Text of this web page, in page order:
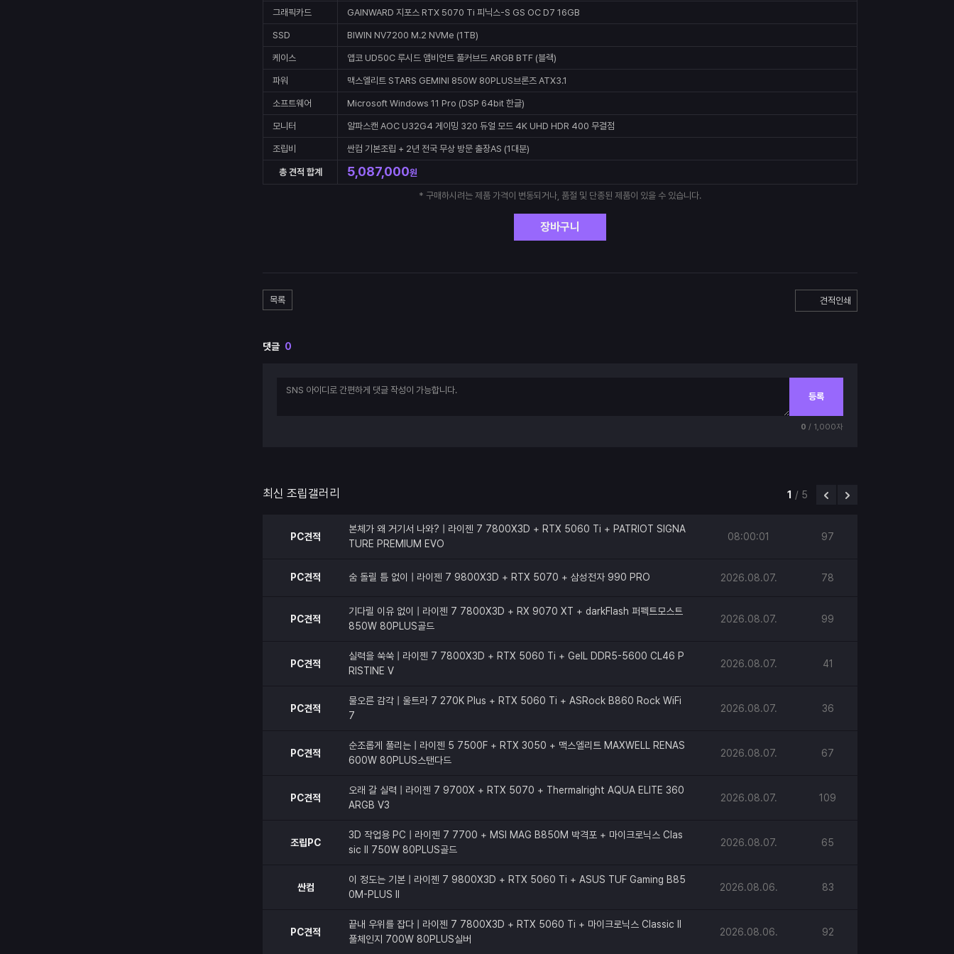
그래픽카드 GAINWARD 지포스 RTX 5070 Ti 피닉스-S GS OC D7 16GB
SSD BIWIN NV7200 M.2 NVMe (1TB)
케이스 앱코 UD50C 루시드 앰비언트 풀커브드 ARGB BTF (블랙)
파워 맥스엘리트 STARS GEMINI 850W 80PLUS브론즈 ATX3.1
소프트웨어 Microsoft Windows 11 Pro (DSP 64bit 한글)
모니터 알파스캔 AOC U32G4 게이밍 320 듀얼 모드 4K UHD HDR 400 무결점
조립비 싼컴 기본조립 + 2년 전국 무상 방문 출장AS (1대분)
총 견적 합계 5,087,000원
* 구매하시려는 제품 가격이 변동되거나, 품절 및 단종된 제품이 있을 수 있습니다.
장바구니
목록 견적인쇄
댓글 0
등록
0 / 1,000자
최신 조립갤러리 1 / 5
PC견적
본체가 왜 거기서 나와? | 라이젠 7 7800X3D + RTX 5060 Ti + PATRIOT SIGNA
TURE PREMIUM EVO
08:00:01 97
PC견적 숨 돌릴 틈 없이 | 라이젠 7 9800X3D + RTX 5070 + 삼성전자 990 PRO 2026.08.07. 78
PC견적
기다릴 이유 없이 | 라이젠 7 7800X3D + RX 9070 XT + darkFlash 퍼펙트모스트
850W 80PLUS골드
2026.08.07. 99
PC견적
실력을 쑥쑥 | 라이젠 7 7800X3D + RTX 5060 Ti + GeIL DDR5-5600 CL46 P
RISTINE V
2026.08.07. 41
PC견적
물오른 감각 | 울트라 7 270K Plus + RTX 5060 Ti + ASRock B860 Rock WiFi
7
2026.08.07. 36
PC견적
순조롭게 풀리는 | 라이젠 5 7500F + RTX 3050 + 맥스엘리트 MAXWELL RENAS
600W 80PLUS스탠다드
2026.08.07. 67
PC견적
오래 갈 실력 | 라이젠 7 9700X + RTX 5070 + Thermalright AQUA ELITE 360
ARGB V3
2026.08.07. 109
조립PC
3D 작업용 PC | 라이젠 7 7700 + MSI MAG B850M 박격포 + 마이크로닉스 Clas
sic II 750W 80PLUS골드
2026.08.07. 65
싼컴
이 정도는 기본 | 라이젠 7 9800X3D + RTX 5060 Ti + ASUS TUF Gaming B85
0M-PLUS II
2026.08.06. 83
PC견적
끝내 우위를 잡다 | 라이젠 7 7800X3D + RTX 5060 Ti + 마이크로닉스 Classic II
풀체인지 700W 80PLUS실버
2026.08.06. 92